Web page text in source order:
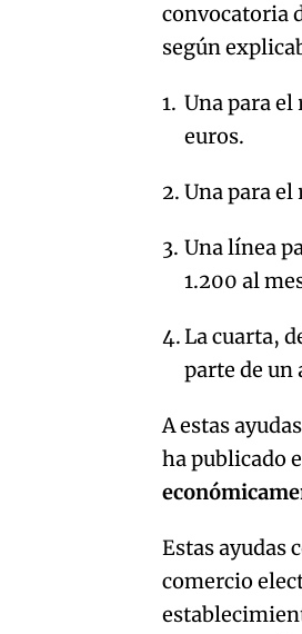
convocatoria
según
Una para
euros.
Una para
Una línea
1.200 al
La cuarta,
parte de un
A estas
ha publicado
Estas ayudas
comercio